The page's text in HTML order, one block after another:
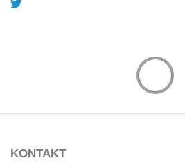
KONTAKT